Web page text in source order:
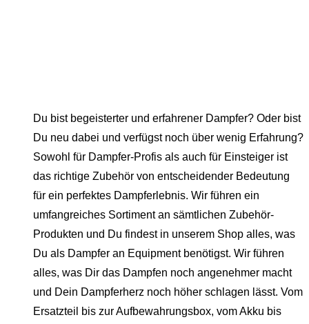
Du bist begeisterter und erfahrener Dampfer? Oder bist
Du neu dabei und verfügst noch über wenig Erfahrung?
Sowohl für Dampfer-Profis als auch für Einsteiger ist
das richtige Zubehör von entscheidender Bedeutung
für ein perfektes Dampferlebnis. Wir führen ein
umfangreiches Sortiment an sämtlichen Zubehör-
Produkten und Du findest in unserem Shop alles, was
Du als Dampfer an Equipment benötigst. Wir führen
alles, was Dir das Dampfen noch angenehmer macht
und Dein Dampferherz noch höher schlagen lässt. Vom
Ersatzteil bis zur Aufbewahrungsbox, vom Akku bis